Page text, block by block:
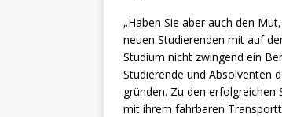
„Haben Sie aber auch den
neuen Studierenden mit auf
Studium nicht zwingend ein
Studierende und Absolventen
gründen. Zu den
mit ihrem fahrbaren